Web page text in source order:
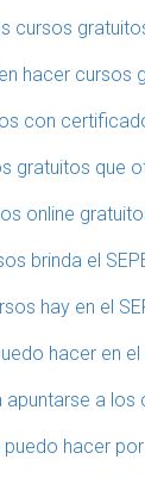
cursos
hacer cursos
con
gratuitos que
online
brinda el
hay en el
hacer en el
a los
hacer por